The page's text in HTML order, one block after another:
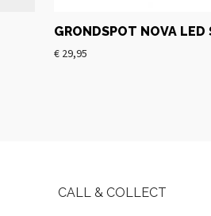
GRONDSPOT NOVA LED
€ 29,95
CALL & COLLECT